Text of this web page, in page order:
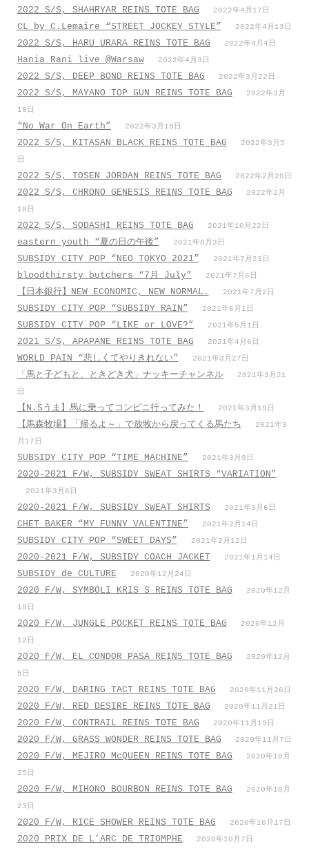
2022 S/S, SHAHRYAR REINS TOTE BAG 2022年4月17日
CL by C.Lemaire “STREET JOCKEY STYLE” 2022年4月13日
2022 S/S, HARU URARA REINS TOTE BAG 2022年4月4日
Hania Rani live @Warsaw 2022年4月3日
2022 S/S, DEEP BOND REINS TOTE BAG 2022年3月22日
2022 S/S, MAYANO TOP GUN REINS TOTE BAG
2022年3月
19日
“No War On Earth” 2022年3月15日
2022 S/S, KITASAN BLACK REINS TOTE BAG
2022年3月5
日
2022 S/S, TOSEN JORDAN REINS TOTE BAG 2022年2月20日
2022 S/S, CHRONO GENESIS REINS TOTE BAG
2022年2月
10日
2022 S/S, SODASHI REINS TOTE BAG 2021年10月22日
eastern youth “夏の日の午後” 2021年8月3日
SUBSIDY CITY POP “NEO TOKYO 2021” 2021年7月23日
bloodthirsty butchers “7月_July” 2021年7月6日
【日本銀行】NEW ECONOMIC, NEW NORMAL. 2021年7月2日
SUBSIDY CITY POP “SUBSIDY RAIN” 2021年6月1日
SUBSIDY CITY POP “LIKE or LOVE?” 2021年5月1日
2021 S/S, APAPANE REINS TOTE BAG 2021年4月6日
WORLD PAIN “悲しくてやりきれない” 2021年3月27日
「馬と子どもと、ときどき犬」ナッキーチャンネル
2021年3月21
日
【N.Sうま】馬に乗ってコンビニ行ってみた！ 2021年3月19日
【馬森牧場】「帰るよ～」で放牧から戻ってくる馬たち
2021年3
月17日
SUBSIDY CITY POP “TIME MACHINE” 2021年3月9日
2020-2021 F/W, SUBSIDY SWEAT SHIRTS “VARIATION”
2021年3月6日
2020-2021 F/W, SUBSIDY SWEAT SHIRTS 2021年3月6日
CHET BAKER “MY FUNNY VALENTINE” 2021年2月14日
SUBSIDY CITY POP “SWEET DAYS” 2021年2月12日
2020-2021 F/W, SUBSIDY COACH JACKET 2021年1月14日
SUBSIDY de CULTURE 2020年12月24日
2020 F/W, SYMBOLI KRIS S REINS TOTE BAG
2020年12月
18日
2020 F/W, JUNGLE POCKET REINS TOTE BAG
2020年12月
12日
2020 F/W, EL CONDOR PASA REINS TOTE BAG
2020年12月
5日
2020 F/W, DARING TACT REINS TOTE BAG 2020年11月26日
2020 F/W, RED DESIRE REINS TOTE BAG 2020年11月21日
2020 F/W, CONTRAIL REINS TOTE BAG 2020年11月19日
2020 F/W, GRASS WONDER REINS TOTE BAG 2020年11月7日
2020 F/W, MEJIRO McQUEEN REINS TOTE BAG
2020年10月
25日
2020 F/W, MIHONO BOURBON REINS TOTE BAG
2020年10月
23日
2020 F/W, RICE SHOWER REINS TOTE BAG 2020年10月17日
2020 PRIX DE L’ARC DE TRIOMPHE 2020年10月7日